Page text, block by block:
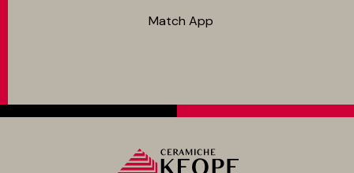
Match App